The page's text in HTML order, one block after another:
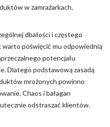
w zamrażarkach.
dbałości i częstego
warto poświęcić mu odpowiednią
potencjału
Dlatego podstawową zasadą
mrożonych powinno
Chaos i bałagan
odstraszać klientów.